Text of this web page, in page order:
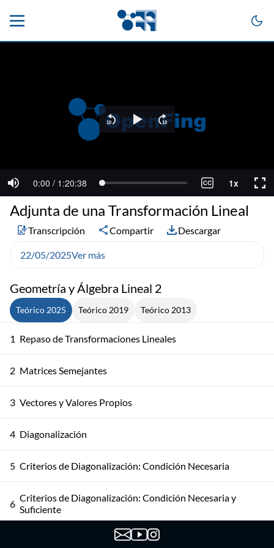
Geometría y Álgebra Lineal 2
Teórico 2025 Teórico 2019 Teórico 2013
1 Repaso de Transformaciones Lineales
2 Matrices Semejantes
3 Vectores y Valores Propios
4 Diagonalización
5 Criterios de Diagonalización: Condición Necesaria
6 Criterios de Diagonalización: Condición Necesaria y
Suficiente
Criterios de Diagonalización: Ejemplo
Adjunta de una Transformación Lineal
Transcripción Compartir Descargar
22/05/2025Ver más